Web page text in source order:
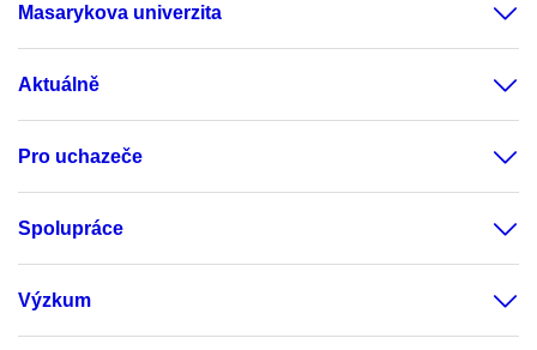
Masarykova univerzita
Aktuálně
Pro uchazeče
Spolupráce
Výzkum